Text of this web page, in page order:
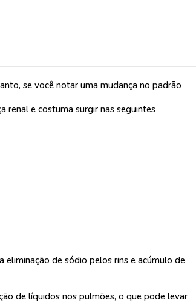
se você notar uma mudança no padrão
renal e costuma surgir nas seguintes
eliminação de sódio pelos rins e acúmulo de
de líquidos nos pulmões, o que pode levar